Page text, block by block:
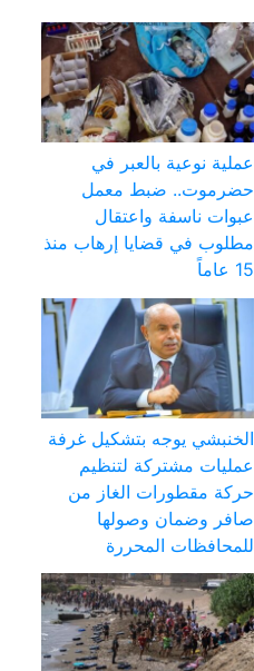
عملية نوعية بالعبر في
حضرموت.. ضبط معمل
عبوات ناسفة واعتقال
مطلوب في قضايا إرهاب منذ
15 عاماً
الخنبشي يوجه بتشكيل غرفة
عمليات مشتركة لتنظيم
حركة مقطورات الغاز من
صافر وضمان وصولها
للمحافظات المحررة